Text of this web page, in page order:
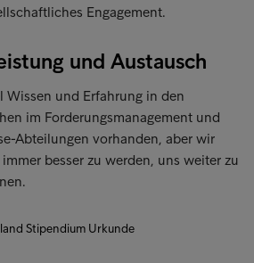
Engagement.
und Austausch
Wissen und Erfahrung in den
im Forderungsmanagement und
Abteilungen vorhanden, aber wir
besser zu werden, uns weiter zu